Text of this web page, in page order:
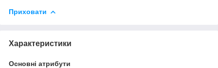
Приховати
Характеристики
Основні атрибути